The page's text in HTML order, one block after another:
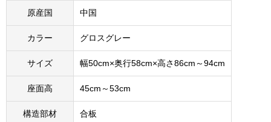
原産国 中国
カラー グロスグレー
サイズ 幅50cm×奥行58cm×高さ86cm～94cm
座面高 45cm～53cm
構造部材 合板